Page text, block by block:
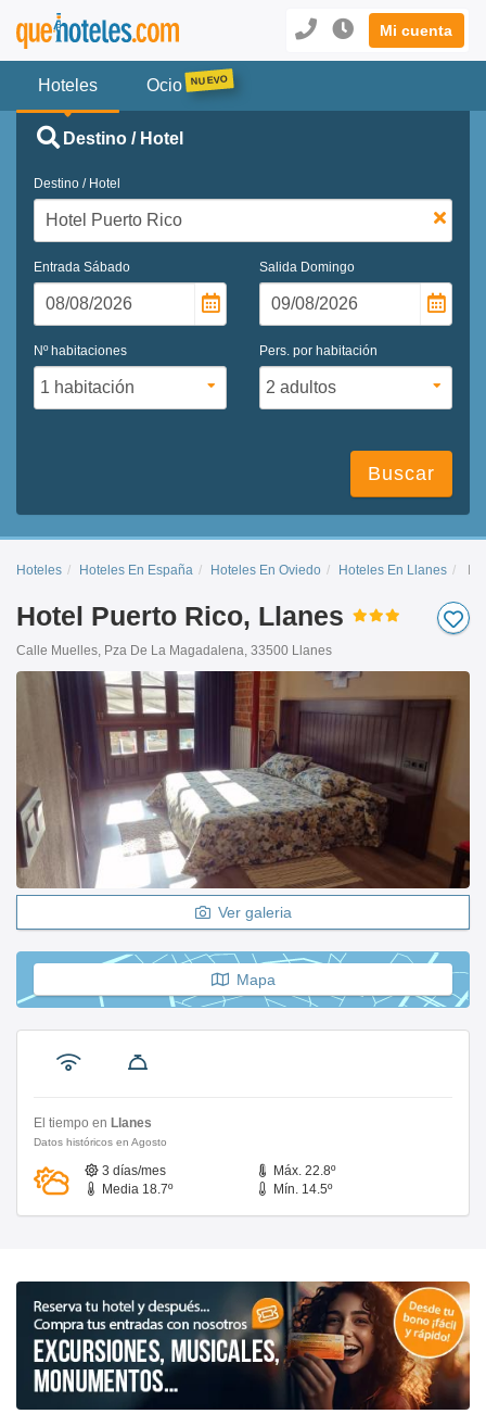
Mi cuenta
Hoteles Ocio
Destino / Hotel
Destino / Hotel
Entrada Sábado Salida Domingo
Nº habitaciones Pers. por habitación
Buscar
Hoteles Hoteles En España Hoteles En Oviedo Hoteles En Llanes
Hotel Puerto Rico, Llanes
Calle Muelles, Pza De La Magadalena, 33500 Llanes
Ver galeria
Mapa
El tiempo en Llanes
Datos históricos en Agosto
3 días/mes
Máx. 22.8º
Media 18.7º
Mín. 14.5º